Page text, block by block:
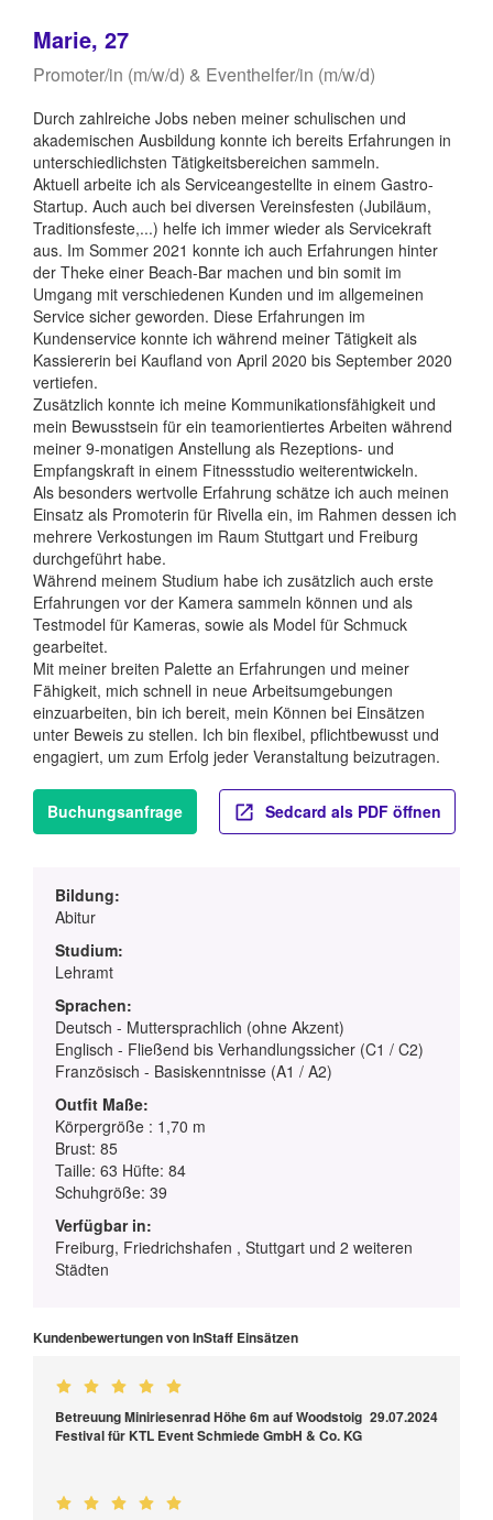
Marie, 27
Promoter/in (m/w/d) & Eventhelfer/in (m/w/d)
Durch zahlreiche Jobs neben meiner schulischen und
akademischen Ausbildung konnte ich bereits Erfahrungen in
unterschiedlichsten Tätigkeitsbereichen sammeln.
Aktuell arbeite ich als Serviceangestellte in einem Gastro-
Startup. Auch auch bei diversen Vereinsfesten (Jubiläum,
Traditionsfeste,...) helfe ich immer wieder als Servicekraft
aus. Im Sommer 2021 konnte ich auch Erfahrungen hinter
der Theke einer Beach-Bar machen und bin somit im
Umgang mit verschiedenen Kunden und im allgemeinen
Service sicher geworden. Diese Erfahrungen im
Kundenservice konnte ich während meiner Tätigkeit als
Kassiererin bei Kaufland von April 2020 bis September 2020
vertiefen.
Zusätzlich konnte ich meine Kommunikationsfähigkeit und
mein Bewusstsein für ein teamorientiertes Arbeiten während
meiner 9-monatigen Anstellung als Rezeptions- und
Empfangskraft in einem Fitnessstudio weiterentwickeln.
Als besonders wertvolle Erfahrung schätze ich auch meinen
Einsatz als Promoterin für Rivella ein, im Rahmen dessen ich
mehrere Verkostungen im Raum Stuttgart und Freiburg
durchgeführt habe.
Während meinem Studium habe ich zusätzlich auch erste
Erfahrungen vor der Kamera sammeln können und als
Testmodel für Kameras, sowie als Model für Schmuck
gearbeitet.
Mit meiner breiten Palette an Erfahrungen und meiner
Fähigkeit, mich schnell in neue Arbeitsumgebungen
einzuarbeiten, bin ich bereit, mein Können bei Einsätzen
unter Beweis zu stellen. Ich bin flexibel, pflichtbewusst und
engagiert, um zum Erfolg jeder Veranstaltung beizutragen.
Buchungsanfrage Sedcard als PDF öffnen
Bildung:
Abitur
Studium:
Lehramt
Sprachen:
Deutsch - Muttersprachlich (ohne Akzent)
Englisch - Fließend bis Verhandlungssicher (C1 / C2)
Französisch - Basiskenntnisse (A1 / A2)
Outfit Maße:
Körpergröße : 1,70 m
Brust: 85
Taille: 63 Hüfte: 84
Schuhgröße: 39
Verfügbar in:
Freiburg, Friedrichshafen , Stuttgart und 2 weiteren
Städten
Kundenbewertungen von InStaff Einsätzen
Betreuung Miniriesenrad Höhe 6m auf Woodstoig
Festival für KTL Event Schmiede GmbH & Co. KG
29.07.2024